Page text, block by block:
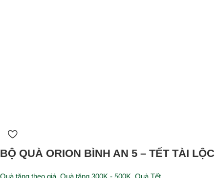
BỘ QUÀ ORION BÌNH AN 5 – TẾT TÀI LỘC